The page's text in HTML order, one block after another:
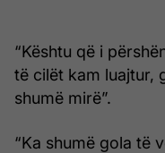
“Kështu që i
të cilët kam luajtur,
shumë mirë”.
“Ka shumë gola të